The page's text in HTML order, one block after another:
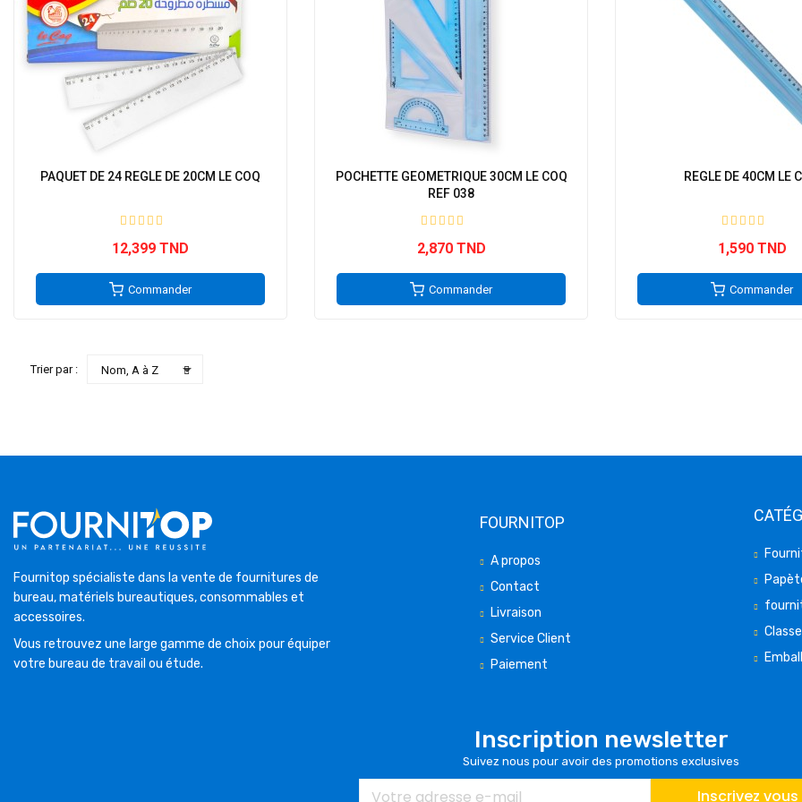
PAQUET DE 24 REGLE DE 20CM LE COQ
12,399 TND
Commander
POCHETTE GEOMETRIQUE 30CM LE COQ
REF 038
2,870 TND
Commander
REGLE DE 40CM LE
1,590 TND
Commander
Trier par : Nom, A à Z 
Fournitop spécialiste dans la vente de fournitures de
bureau, matériels bureautiques, consommables et
accessoires.
Vous retrouvez une large gamme de choix pour équiper
votre bureau de travail ou étude.
FOURNITOP
A propos
Contact
Livraison
Service Client
Paiement
Inscription newsletter
Suivez nous pour avoir des promotions exclusives
Inscrivez vous